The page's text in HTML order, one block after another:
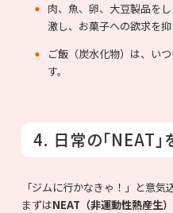
肉、魚、卵、大豆製品を
激し、お菓子への欲求を抑
ご飯（炭水化物）は、い
す。
4. 日常の「NEAT」
「ジムに行かなきゃ！」と意気
まずはNEAT（非運動性熱産生）